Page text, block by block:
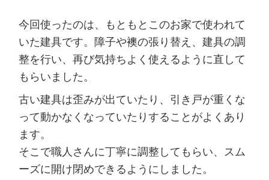
今回使ったのは、もともとこのお家で使われて
いた建具です。障子や襖の張り替え、建具の調
整を行い、再び気持ちよく使えるように直して
もらいました。
古い建具は歪みが出ていたり、引き戸が重くな
って動かなくなっていたりすることがよくあり
ます。
そこで職人さんに丁寧に調整してもらい、スム
ーズに開け閉めできるようにしました。